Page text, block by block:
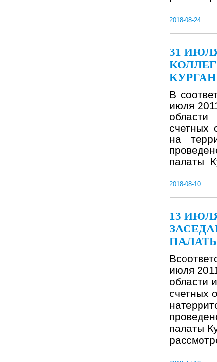
2018-08-24
31
В
июля
области
счетных
на
палаты
2018-08-10
13
июля
области
счетных
палаты